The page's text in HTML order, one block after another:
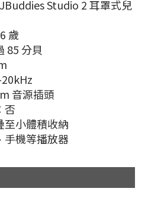
Studio 2 耳罩式兒
歲
85 分貝
音源插頭
否
至小體積收納
手機等播放器